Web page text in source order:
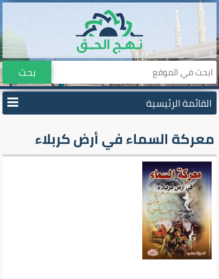
بحث
القائمة الرئيسية
معركة السماء في أرض كربلاء